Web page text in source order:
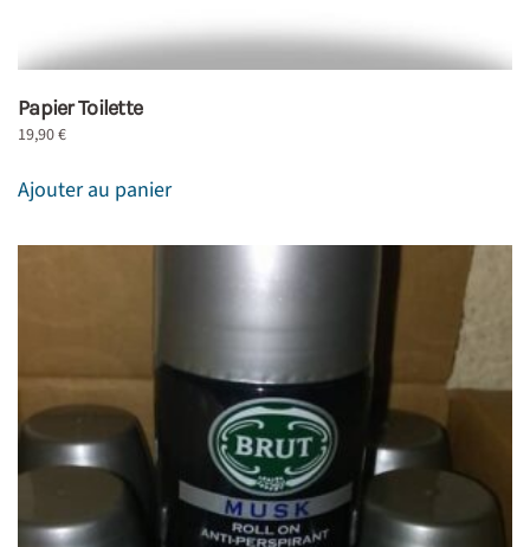
Papier Toilette
19,90€
Ajouter au panier